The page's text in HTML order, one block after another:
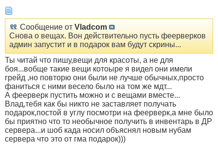
Сообщение от Vladcom
Снова о вещах. Вон действительно пусть феерверков
админ запустит и в подарок вам будут скрины...
Ты читай что пишу,вещи для красоты, а не для
боя...вобще такие вещи котоыре я видел они имели
грейд ,но повторю они были не лучше обычных,просто
фаниться с ними весело было на том же мдт...
А феерверк пустить можно и с вещами вместе...
Влад,тебя как бы никто не заставляет получать
подарок,постой в углу посмотри на феерверк,а мне было
бы приятно что то необычное получить в инвентарь в ДР
сервера...и шоб када носил объяснял новым нубам
сервера что это от гма подарок)))